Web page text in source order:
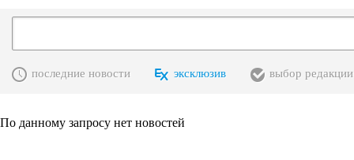
последние новости эксклюзив выбор редакции
По данному запросу нет новостей